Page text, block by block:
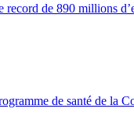
record de 890 millions
de santé de la